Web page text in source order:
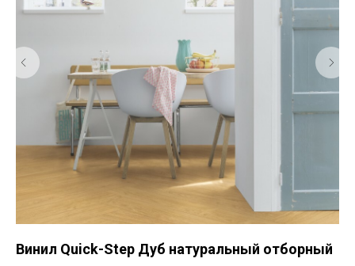
Винил Quick-Step Дуб натуральный отборный